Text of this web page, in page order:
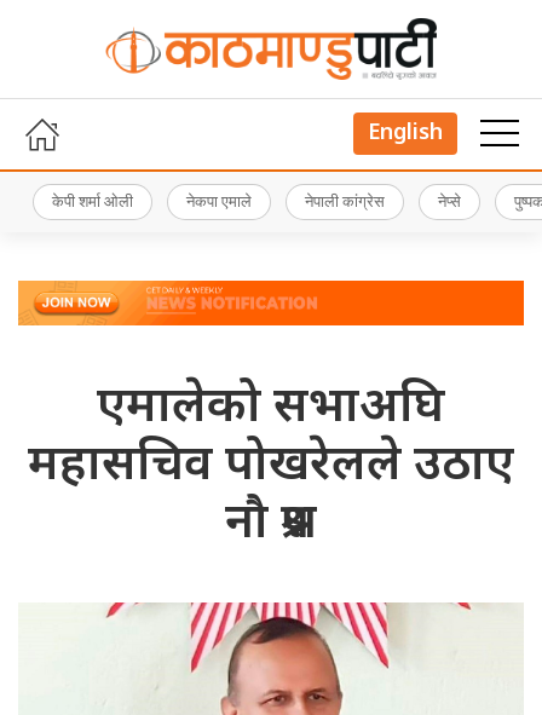
English
केपी शर्मा ओली नेकपा एमाले नेपाली कांग्रेस नेप्से
एमालेको सभाअघि
महासचिव पोखरेलले उठाए
नौ प्रश्न